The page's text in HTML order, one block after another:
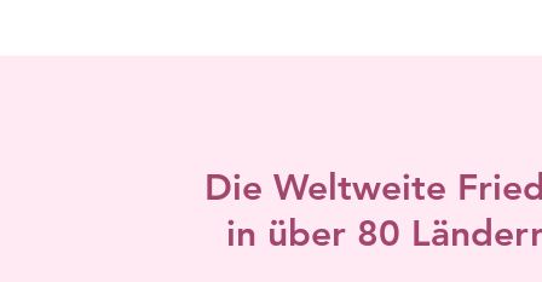
Die Weltweite
in über 80